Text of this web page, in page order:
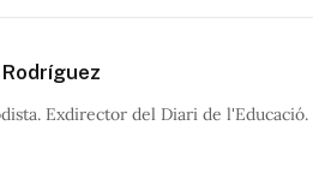
Exdirector del Diari de l'Educació.